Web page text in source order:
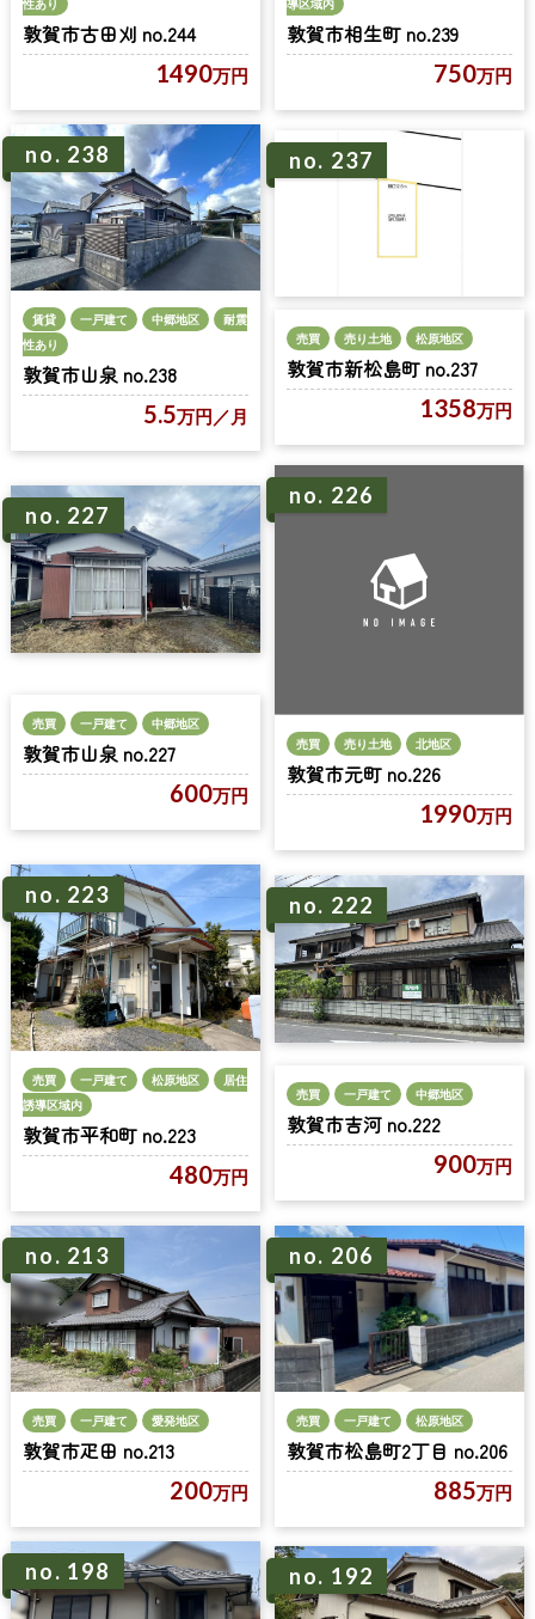
性あり
敦賀市古田刈 no.244
1490万円
導区域内
敦賀市相生町 no.239
750万円
no. 238
賃貸 一戸建て 中郷地区
耐震
性あり
敦賀市山泉 no.238
5.5万円 ／月
no. 237
売買 売り土地 松原地区
敦賀市新松島町 no.237
1358万円
no. 227
売買 一戸建て 中郷地区
敦賀市山泉 no.227
600万円
no. 226
売買 売り土地 北地区
敦賀市元町 no.226
1990万円
no. 223
売買 一戸建て 松原地区
居住
誘導区域内
敦賀市平和町 no.223
480万円
no. 222
売買 一戸建て 中郷地区
敦賀市吉河 no.222
900万円
no. 213
売買 一戸建て 愛発地区
敦賀市疋田 no.213
200万円
no. 206
売買 一戸建て 松原地区
敦賀市松島町2丁目 no.206
885万円
no. 198 no. 192